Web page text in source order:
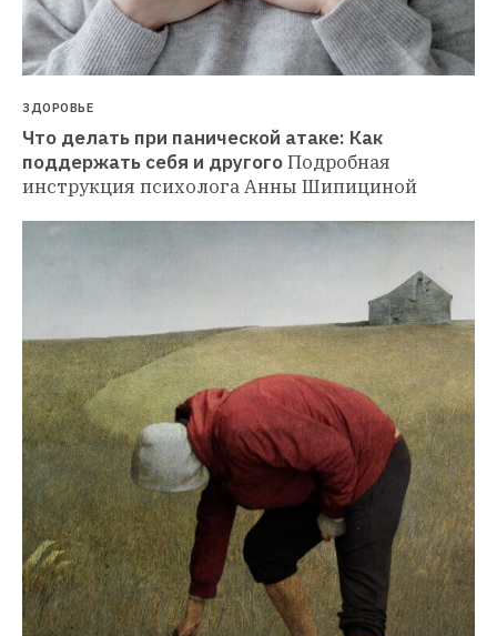
ЗДОРОВЬЕ
Что делать при панической атаке: Как
поддержать себя и другогоПодробная
инструкция психолога Анны Шипициной